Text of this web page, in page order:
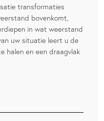
transformaties
bovenkomt,
in wat weerstand
uw situatie leert u de
halen en een draagvlak